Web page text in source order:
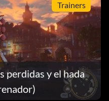
Trainers
perdidas y el hada